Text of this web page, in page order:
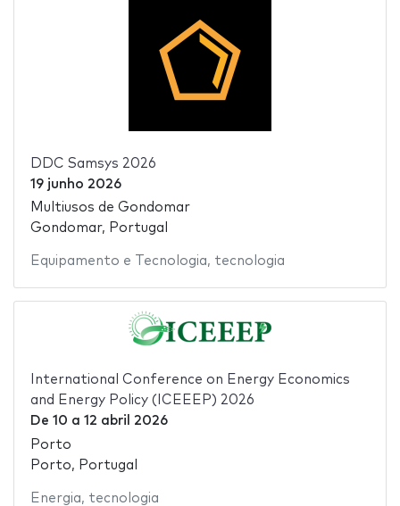
DDC Samsys 2026
19 junho 2026
Multiusos de Gondomar
Gondomar, Portugal
Equipamento e Tecnologia, tecnologia
International Conference on Energy Economics
and Energy Policy (ICEEEP) 2026
De 10 a 12 abril 2026
Porto
Porto, Portugal
Energia, tecnologia